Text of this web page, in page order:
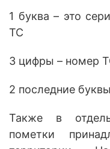
1 буква – это
ТС
3 цифры – номер
2 последние
Также в
пометки